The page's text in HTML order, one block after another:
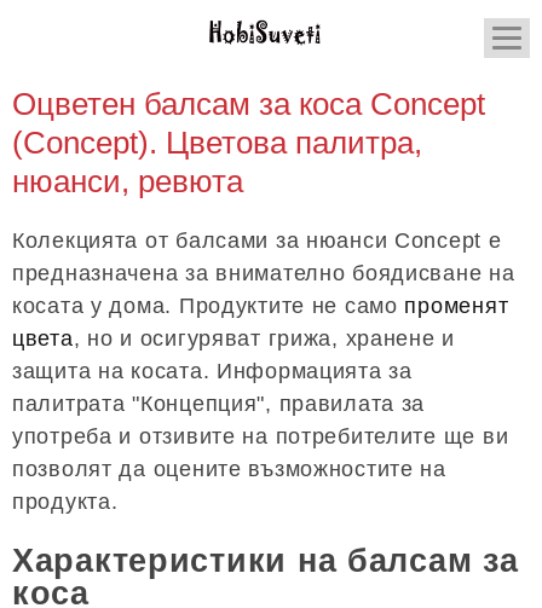
Оцветен балсам за коса Concept
(Concept). Цветова палитра,
нюанси, ревюта
Колекцията от балсами за нюанси Concept е
предназначена за внимателно боядисване на
косата у дома. Продуктите не само променят
цвета, но и осигуряват грижа, хранене и
защита на косата. Информацията за
палитрата "Концепция", правилата за
употреба и отзивите на потребителите ще ви
позволят да оцените възможностите на
продукта.
Характеристики на балсам за
коса